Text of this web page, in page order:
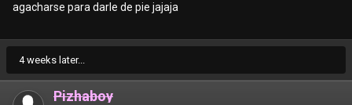
agacharse para darle de pie jajaja
4 weeks later...
Pizhaboy